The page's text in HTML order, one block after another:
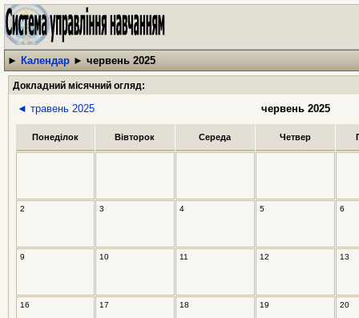
► Календар ► червень 2025
Докладний місячний огляд:
◄ травень 2025 червень 2025
Понеділок Вівторок Середа Четвер
2 3 4 5 6
9 10 11 12 13
16 17 18 19 20